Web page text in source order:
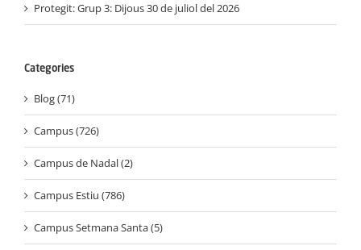
Protegit: Grup 3: Dijous 30 de juliol del 2026
Categories
Blog (71)
Campus (726)
Campus de Nadal (2)
Campus Estiu (786)
Campus Setmana Santa (5)